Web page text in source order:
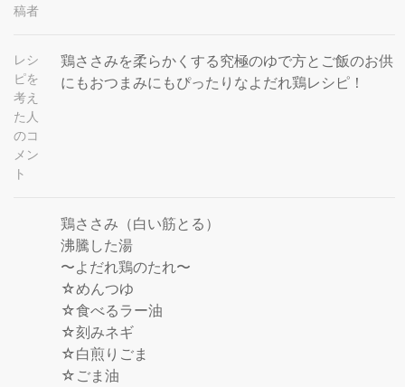
稿者
レシ
ピを
考え
た人
のコ
メン
ト
鶏ささみを柔らかくする究極のゆで方とご飯のお供
にもおつまみにもぴったりなよだれ鶏レシピ！
鶏ささみ（白い筋とる）
沸騰した湯
〜よだれ鶏のたれ〜
☆めんつゆ
☆食べるラー油
☆刻みネギ
☆白煎りごま
☆ごま油